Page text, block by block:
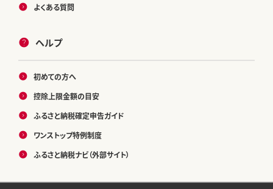
よくある質問
ヘルプ
初めての方へ
控除上限金額の目安
ふるさと納税確定申告ガイド
ワンストップ特例制度
ふるさと納税ナビ（外部サイト）